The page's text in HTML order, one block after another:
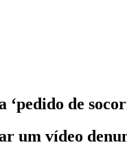
de
um vídeo